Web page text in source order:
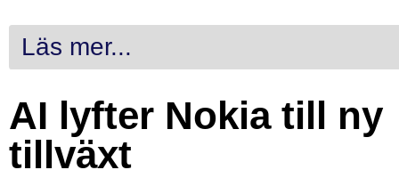
Läs mer...
AI lyfter Nokia till ny
tillväxt